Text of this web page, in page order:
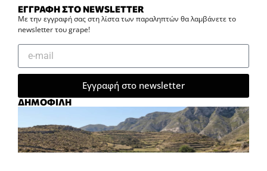
ΕΓΓΡΑΦΗ ΣΤΟ NEWSLETTER
Με την εγγραφή σας στη λίστα των παραληπτών θα λαμβάνετε το
newsletter του grape!
Εγγραφή στο newsletter
ΔΗΜΟΦΙΛΗ